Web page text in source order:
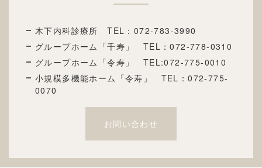
木下内科診療所 TEL： 072-783-3990
グループホーム「千寿」 TEL：072-778-0310
グループホーム「令寿」 TEL:072-775-0010
小規模多機能ホーム「令寿」 TEL：072-775-
0070
お問い合わせ